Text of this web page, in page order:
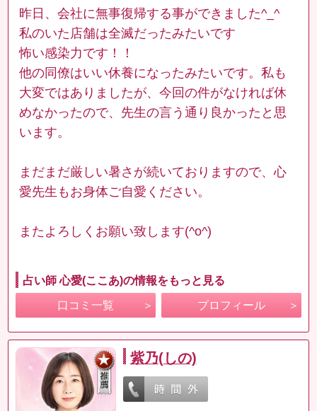
昨日、会社に無事復帰する事ができました^_^
私のいた店舗は全滅だったみたいです
怖い感染力です！！
他の同僚はいい休養になったみたいです。私も
大変ではありましたが、今回の件がなければ休
めなかったので、先生の言う通り良かったと思
います。
まだまだ厳しい暑さが続いておりますので、心
愛先生もお身体ご自愛ください。
またよろしくお願い致します(^o^)
占い師 心愛(ここあ)の情報をもっと見る
口コミ一覧 プロフィール
紫乃(しの)